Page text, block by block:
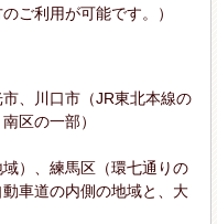
ご利用が可能です。）
、川口市（JR東北本線の
区の一部）
）、練馬区（環七通りの
車道の内側の地域と、大